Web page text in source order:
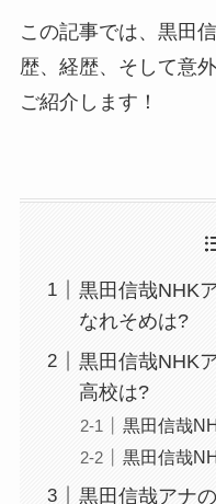
この記事では、黒田
歴、経歴、そして意
ご紹介します！
黒田信哉NHK
なれそめは?
黒田信哉NHK
高校は?
黒田信哉
黒田信哉
黒田信哉アナ